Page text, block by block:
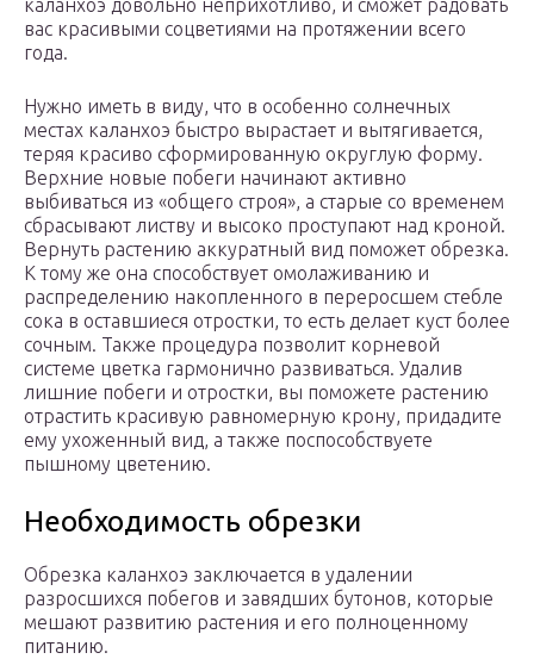
каланхоэ довольно неприхотливо, и сможет радовать
вас красивыми соцветиями на протяжении всего
года.
Нужно иметь в виду, что в особенно солнечных
местах каланхоэ быстро вырастает и вытягивается,
теряя красиво сформированную округлую форму.
Верхние новые побеги начинают активно
выбиваться из «общего строя», а старые со временем
сбрасывают листву и высоко проступают над кроной.
Вернуть растению аккуратный вид поможет обрезка.
К тому же она способствует омолаживанию и
распределению накопленного в переросшем стебле
сока в оставшиеся отростки, то есть делает куст более
сочным. Также процедура позволит корневой
системе цветка гармонично развиваться. Удалив
лишние побеги и отростки, вы поможете растению
отрастить красивую равномерную крону, придадите
ему ухоженный вид, а также поспособствуете
пышному цветению.
Необходимость обрезки
Обрезка каланхоэ заключается в удалении
разросшихся побегов и завядших бутонов, которые
мешают развитию растения и его полноценному
питанию.